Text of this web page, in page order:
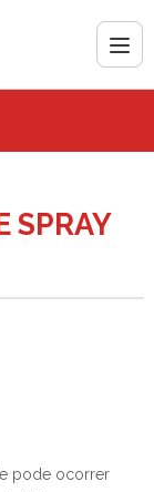
SPRAY
pode ocorrer